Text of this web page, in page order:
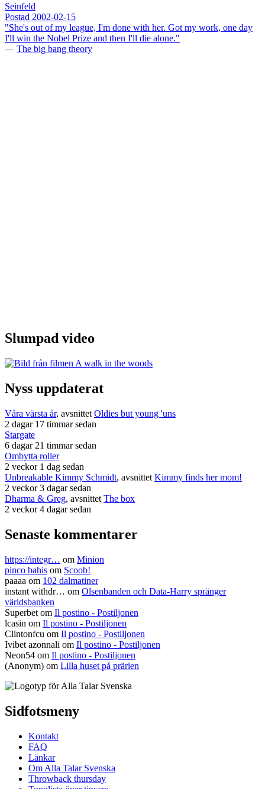
Seinfeld
Postad 2002-02-15
"She's out of my league, I'm done with her. Got my work, one day
I'll win the Nobel Prize and then I'll die alone."
— The big bang theory
Slumpad video
Nyss uppdaterat
Våra värsta år, avsnittet Oldies but young 'uns
2 dagar 17 timmar sedan
Stargate
6 dagar 21 timmar sedan
Ombytta roller
2 veckor 1 dag sedan
Unbreakable Kimmy Schmidt, avsnittet Kimmy finds her mom!
2 veckor 3 dagar sedan
Dharma & Greg, avsnittet The box
2 veckor 4 dagar sedan
Senaste kommentarer
https://integr… om Minion
pinco bahis om Scoob!
paaaa om 102 dalmatiner
instant withdr… om Olsenbanden och Data-Harry spränger
världsbanken
Superbet om Il postino - Postiljonen
lcasin om Il postino - Postiljonen
Clintonfcu om Il postino - Postiljonen
Ivibet azonnali om Il postino - Postiljonen
Neon54 om Il postino - Postiljonen
(Anonym) om Lilla huset på prärien
Sidfotsmeny
Kontakt
FAQ
Länkar
Om Alla Talar Svenska
Throwback thursday